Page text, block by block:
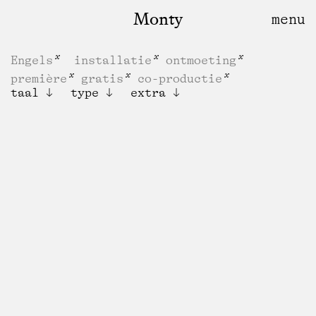
Monty
Engels installatie
ontmoeting
première
gratis
co-productie
taal
type extra